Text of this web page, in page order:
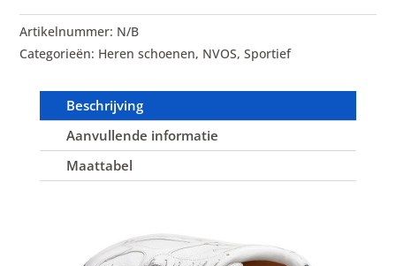
Artikelnummer: N/B
Categorieën: Heren schoenen, NVOS,Sportief
Beschrijving
Aanvullende informatie
Maattabel